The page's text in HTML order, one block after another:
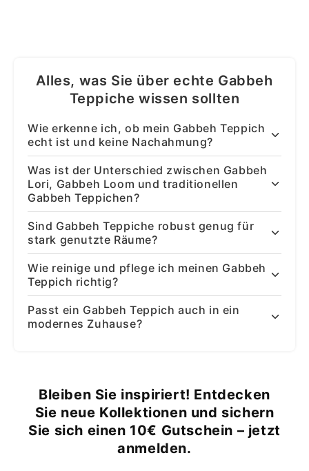
Alles, was Sie über echte Gabbeh
Teppiche wissen sollten
Wie erkenne ich, ob mein Gabbeh Teppich
echt ist und keine Nachahmung?
Was ist der Unterschied zwischen Gabbeh
Lori, Gabbeh Loom und traditionellen
Gabbeh Teppichen?
Sind Gabbeh Teppiche robust genug für
stark genutzte Räume?
Wie reinige und pflege ich meinen Gabbeh
Teppich richtig?
Passt ein Gabbeh Teppich auch in ein
modernes Zuhause?
Bleiben Sie inspiriert! Entdecken
Sie neue Kollektionen und sichern
Sie sich einen 10€ Gutschein – jetzt
anmelden.